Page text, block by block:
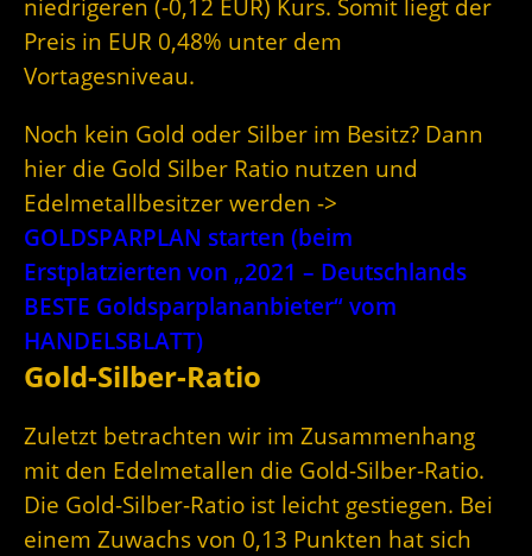
niedrigeren (-0,12 EUR) Kurs. Somit liegt der
Preis in EUR 0,48% unter dem
Vortagesniveau.
Noch kein Gold oder Silber im Besitz? Dann
hier die Gold Silber Ratio nutzen und
Edelmetallbesitzer werden ->
GOLDSPARPLAN starten (beim
Erstplatzierten von „2021 – Deutschlands
BESTE Goldsparplananbieter“ vom
HANDELSBLATT)
Gold-Silber-Ratio
Zuletzt betrachten wir im Zusammenhang
mit den Edelmetallen die Gold-Silber-Ratio.
Die Gold-Silber-Ratio ist leicht gestiegen. Bei
einem Zuwachs von 0,13 Punkten hat sich